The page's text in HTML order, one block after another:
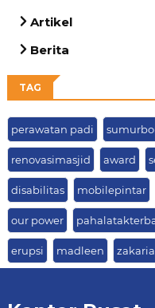
Artikel
Berita
TAG
perawatan padi
renovasimasjid award
disabilitas mobilepintar
our power
erupsi madleen zakaria